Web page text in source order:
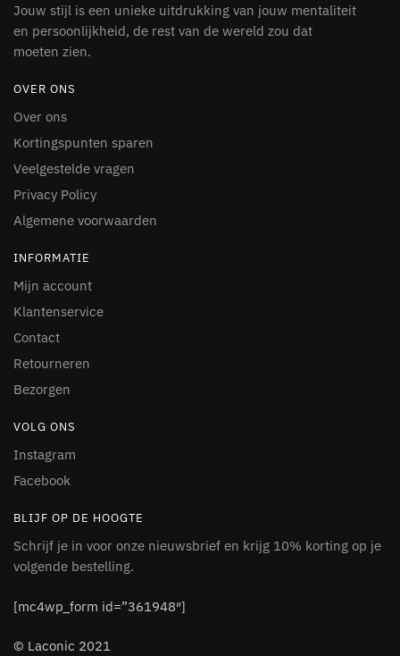
Jouw stijl is een unieke uitdrukking van jouw mentaliteit
en persoonlijkheid, de rest van de wereld zou dat
moeten zien.
OVER ONS
Over ons
Kortingspunten sparen
Veelgestelde vragen
Privacy Policy
Algemene voorwaarden
INFORMATIE
Mijn account
Klantenservice
Contact
Retourneren
Bezorgen
VOLG ONS
Instagram
Facebook
BLIJF OP DE HOOGTE
Schrijf je in voor onze nieuwsbrief en krijg 10% korting op je
volgende bestelling.
[mc4wp_form id=”361948″]
© Laconic 2021